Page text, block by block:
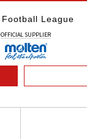
League
OFFICIAL SUPPLIER